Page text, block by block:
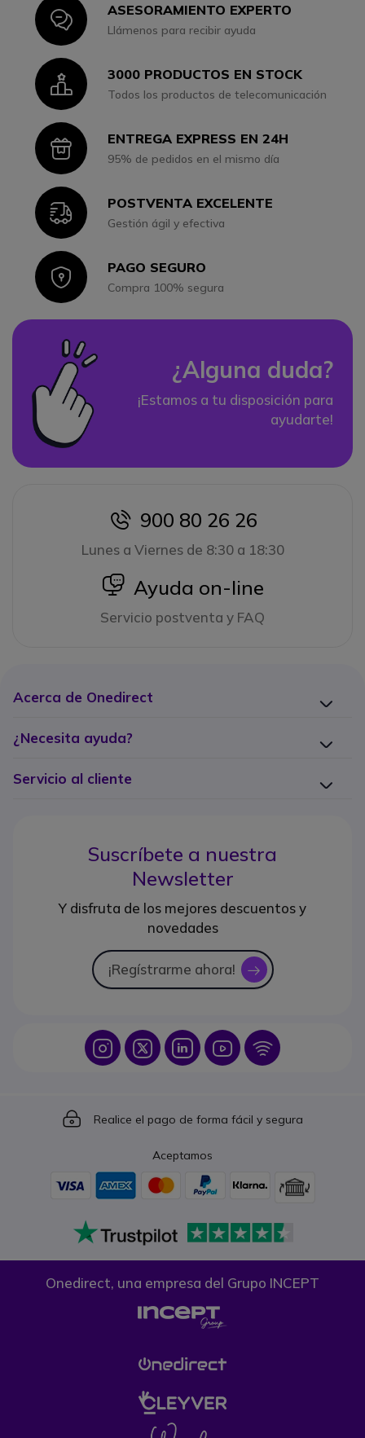
IconASESORAMIENTO EXPERTO
Llámenos para recibir ayuda
Icon3000 PRODUCTOS EN STOCK
Todos los productos de telecomunicación
IconENTREGA EXPRESS EN 24H
95% de pedidos en el mismo día
IconPOSTVENTA EXCELENTE
Gestión ágil y efectiva
IconPAGO SEGURO
Compra 100% segura
¿Alguna duda?
¡Estamos a tu disposición para
ayudarte!
icon
900 80 26 26
Lunes a Viernes de 8:30 a 18:30
icon
Ayuda on-line
Servicio postventa y FAQ
Acerca de Onedirect
¿Necesita ayuda?
Servicio al cliente
Suscríbete a nuestra
Newsletter
Y disfruta de los mejores descuentos y
novedades
¡Regístrarme ahora! icon
Icon IconIcon Icon Icon
Icon
Realice el pago de forma fácil y segura
Aceptamos
Onedirect, una empresa del Grupo INCEPT